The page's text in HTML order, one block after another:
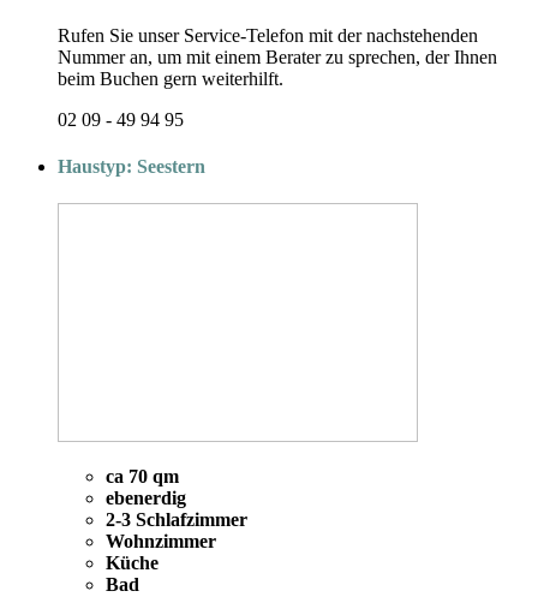
Rufen Sie unser Service-Telefon mit der nachstehenden
Nummer an, um mit einem Berater zu sprechen, der Ihnen
beim Buchen gern weiterhilft.
02 09 - 49 94 95
Haustyp: Seestern
ca 70 qm
ebenerdig
2-3 Schlafzimmer
Wohnzimmer
Küche
Bad